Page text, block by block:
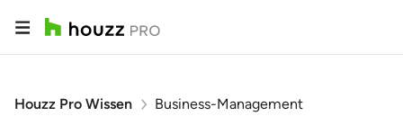
Houzz Pro Wissen Business-Management